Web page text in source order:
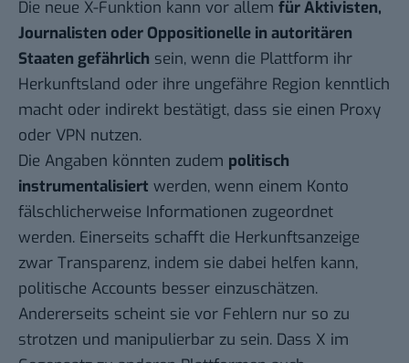
Die neue X-Funktion kann vor allem für Aktivisten,
Journalisten oder Oppositionelle in autoritären
Staaten gefährlich sein, wenn die Plattform ihr
Herkunftsland oder ihre ungefähre Region kenntlich
macht oder indirekt bestätigt, dass sie einen Proxy
oder VPN nutzen.
Die Angaben könnten zudem politisch
instrumentalisiert werden, wenn einem Konto
fälschlicherweise Informationen zugeordnet
werden. Einerseits schafft die Herkunftsanzeige
zwar Transparenz, indem sie dabei helfen kann,
politische Accounts besser einzuschätzen.
Andererseits scheint sie vor Fehlern nur so zu
strotzen und manipulierbar zu sein. Dass X im